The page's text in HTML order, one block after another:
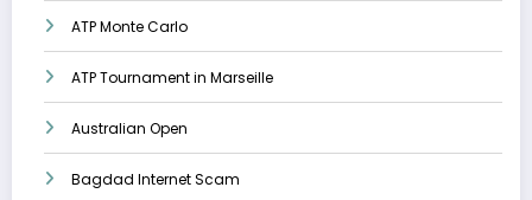
ATP Monte Carlo
ATP Tournament in Marseille
Australian Open
Bagdad Internet Scam